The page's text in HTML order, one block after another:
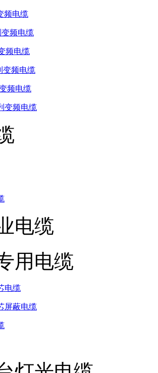
频电缆
变频电缆
频电缆
变频电缆
频电缆
变频电缆
电缆
用电缆
电缆
屏蔽电缆